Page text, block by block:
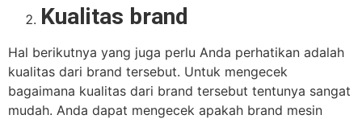
Kualitas brand
Hal berikutnya yang juga perlu Anda perhatikan adalah
kualitas dari brand tersebut. Untuk mengecek
bagaimana kualitas dari brand tersebut tentunya sangat
mudah. Anda dapat mengecek apakah brand mesin